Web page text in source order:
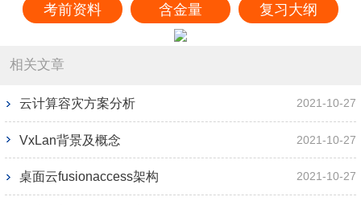
考前资料 含金量 复习大纲
相关文章
云计算容灾方案分析 2021-10-27
VxLan背景及概念 2021-10-27
桌面云fusionaccess架构 2021-10-27